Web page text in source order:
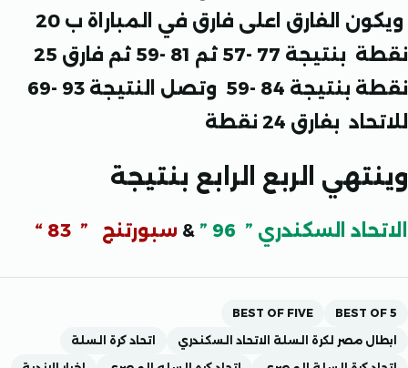
ويكون الفارق اعلى فارق في المباراة ب 20
نقطة بنتيجة 77 -57 ثم 81 -59 ثم فارق 25
نقطة بنتيجة 84 -59 وتصل النتيجة 93 -69
بفارق 24 نقطة
الربع الرابع بنتيجة
السكندري ” 96 ” &سبورتنج ” 83 “
BEST
BEST OF FIVE
مصر لكرة السلة الاتحاد السكندري
اتحاد كرة السلة